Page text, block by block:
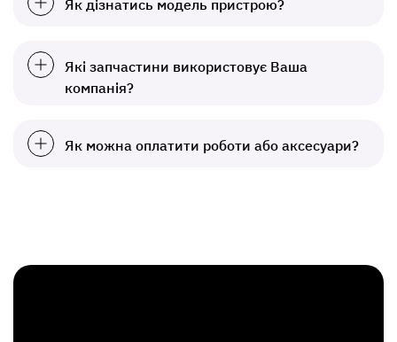
Як дізнатись модель пристрою?
Які запчастини використовує Ваша
компанія?
Як можна оплатити роботи або аксесуари?